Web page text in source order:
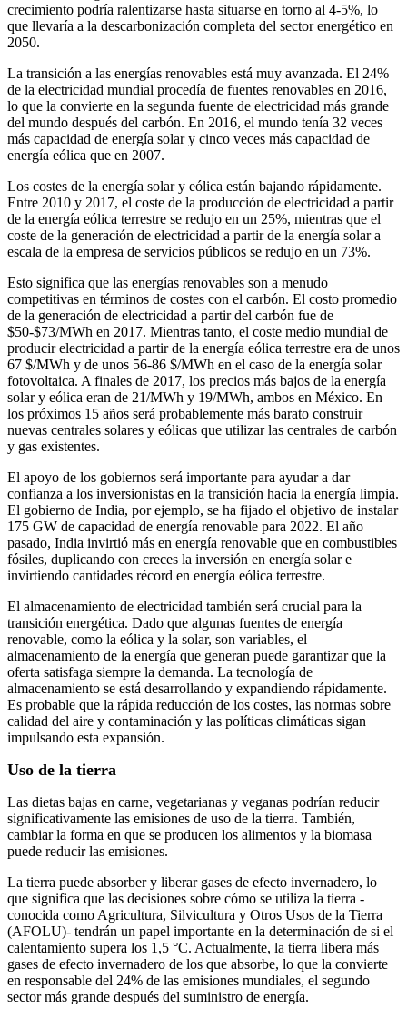
crecimiento podría ralentizarse hasta situarse en torno al 4-5%, lo
que llevaría a la descarbonización completa del sector energético en
2050.
La transición a las energías renovables está muy avanzada. El 24%
de la electricidad mundial procedía de fuentes renovables en 2016,
lo que la convierte en la segunda fuente de electricidad más grande
del mundo después del carbón. En 2016, el mundo tenía 32 veces
más capacidad de energía solar y cinco veces más capacidad de
energía eólica que en 2007.
Los costes de la energía solar y eólica están bajando rápidamente.
Entre 2010 y 2017, el coste de la producción de electricidad a partir
de la energía eólica terrestre se redujo en un 25%, mientras que el
coste de la generación de electricidad a partir de la energía solar a
escala de la empresa de servicios públicos se redujo en un 73%.
Esto significa que las energías renovables son a menudo
competitivas en términos de costes con el carbón. El costo promedio
de la generación de electricidad a partir del carbón fue de
$50-$73/MWh en 2017. Mientras tanto, el coste medio mundial de
producir electricidad a partir de la energía eólica terrestre era de unos
67 $/MWh y de unos 56-86 $/MWh en el caso de la energía solar
fotovoltaica. A finales de 2017, los precios más bajos de la energía
solar y eólica eran de 21/MWh y 19/MWh, ambos en México. En
los próximos 15 años será probablemente más barato construir
nuevas centrales solares y eólicas que utilizar las centrales de carbón
y gas existentes.
El apoyo de los gobiernos será importante para ayudar a dar
confianza a los inversionistas en la transición hacia la energía limpia.
El gobierno de India, por ejemplo, se ha fijado el objetivo de instalar
175 GW de capacidad de energía renovable para 2022. El año
pasado, India invirtió más en energía renovable que en combustibles
fósiles, duplicando con creces la inversión en energía solar e
invirtiendo cantidades récord en energía eólica terrestre.
El almacenamiento de electricidad también será crucial para la
transición energética. Dado que algunas fuentes de energía
renovable, como la eólica y la solar, son variables, el
almacenamiento de la energía que generan puede garantizar que la
oferta satisfaga siempre la demanda. La tecnología de
almacenamiento se está desarrollando y expandiendo rápidamente.
Es probable que la rápida reducción de los costes, las normas sobre
calidad del aire y contaminación y las políticas climáticas sigan
impulsando esta expansión.
Uso de la tierra
Las dietas bajas en carne, vegetarianas y veganas podrían reducir
significativamente las emisiones de uso de la tierra. También,
cambiar la forma en que se producen los alimentos y la biomasa
puede reducir las emisiones.
La tierra puede absorber y liberar gases de efecto invernadero, lo
que significa que las decisiones sobre cómo se utiliza la tierra -
conocida como Agricultura, Silvicultura y Otros Usos de la Tierra
(AFOLU)- tendrán un papel importante en la determinación de si el
calentamiento supera los 1,5 °C. Actualmente, la tierra libera más
gases de efecto invernadero de los que absorbe, lo que la convierte
en responsable del 24% de las emisiones mundiales, el segundo
sector más grande después del suministro de energía.